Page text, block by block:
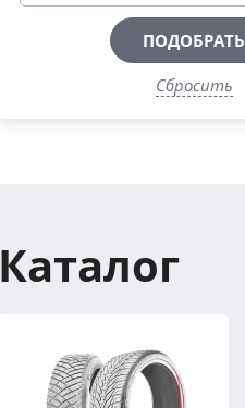
ПОДОБРАТЬ
Сбросить
Каталог